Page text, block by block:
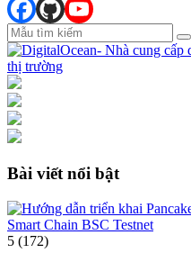
Bài viết nổi bật
5 (172)